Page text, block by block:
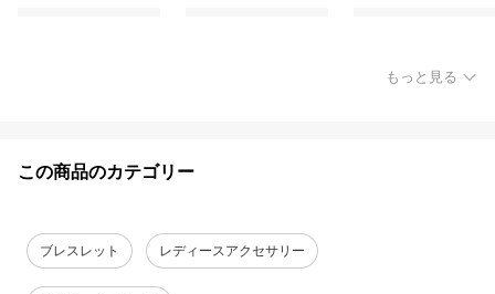
もっと見る
この商品のカテゴリー
ブレスレット レディースアクセサリー